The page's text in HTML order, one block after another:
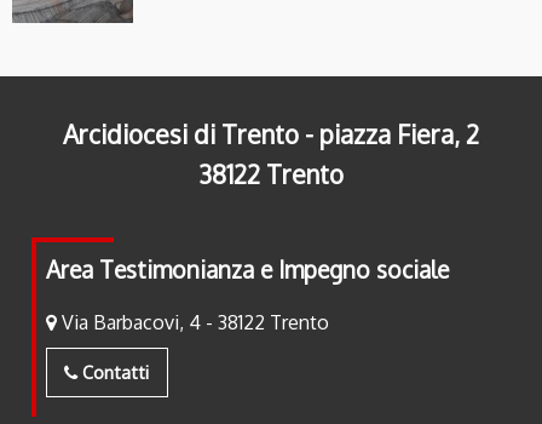
Arcidiocesi di Trento - piazza Fiera, 2
38122 Trento
Area Testimonianza e Impegno sociale
Via Barbacovi, 4 - 38122 Trento
Contatti